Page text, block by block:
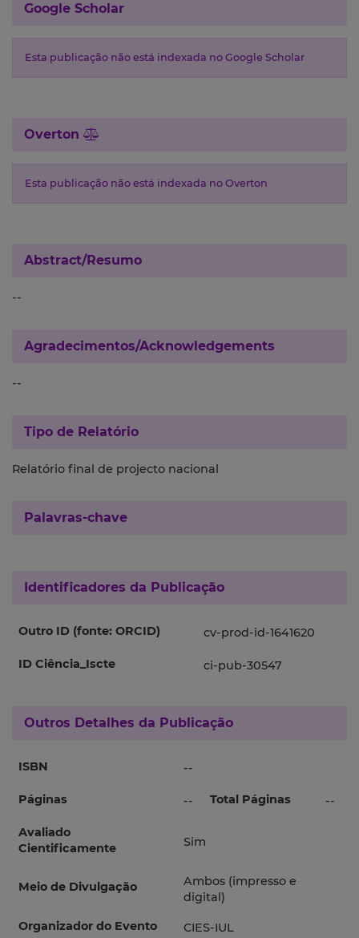
Google Scholar
Esta publicação não está indexada no Google Scholar
Overton
Esta publicação não está indexada no Overton
Abstract/Resumo
--
Agradecimentos/Acknowledgements
--
Tipo de Relatório
Relatório final de projecto nacional
Palavras-chave
Identificadores da Publicação
Outro ID (fonte: ORCID) cv-prod-id-1641620
ID Ciência_Iscte ci-pub-30547
Outros Detalhes da Publicação
ISBN --
Páginas -- Total Páginas --
Avaliado
Cientificamente
Sim
Meio de Divulgação
Ambos (impresso e
digital)
Organizador do Evento
CIES-IUL